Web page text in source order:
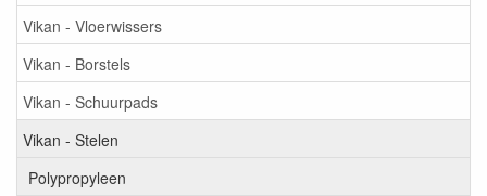
Vikan - Vloerwissers
Vikan - Borstels
Vikan - Schuurpads
Vikan - Stelen
Polypropyleen